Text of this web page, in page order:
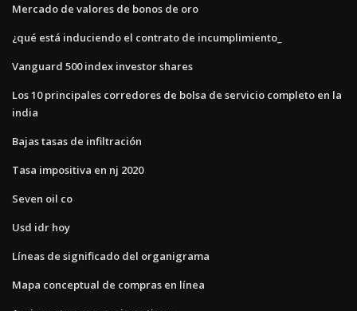
Mercado de valores de bonos de oro
¿qué está induciendo el contrato de incumplimiento_
Vanguard 500 index investor shares
Los 10 principales corredores de bolsa de servicio completo en la
india
Bajas tasas de infiltración
Tasa impositiva en nj 2020
Seven oil co
Usd idr hoy
Líneas de significado del organigrama
Mapa conceptual de compras en línea